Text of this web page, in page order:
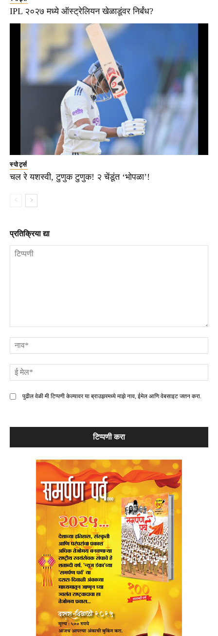
IPL २०२७ मध्ये ऑस्ट्रेलियन खेळाडूंवर निर्बंध?
स्पोर्ट्स
चल रे यशस्वी, टुणुक टुणुक! २ चेंडूंत ‘भोपळा’!
प्रतिक्रिया द्या
पुढील वेळी मी टिप्पणी केल्यावर या ब्राउझरमध्ये माझे नाव, ईमेल आणि वेबसाइट जतन करा.